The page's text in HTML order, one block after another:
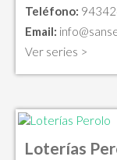
Teléfono:
Email:
Ver series >
Loterías